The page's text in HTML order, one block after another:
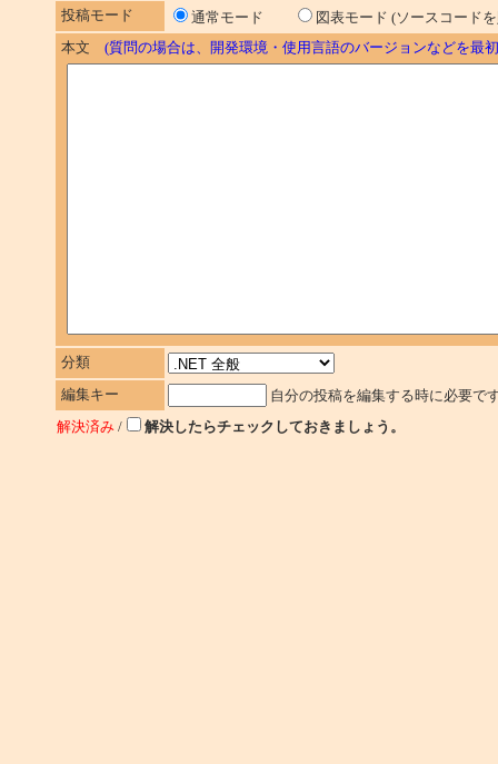
投稿モード
通常モード
図表モード (ソースコード
本文 (質問の場合は、開発環境・使用言語のバージョンなどを最
分類
編集キー
自分の投稿を編集する時に必要で
解決済み / 解決したらチェックしておきましょう。